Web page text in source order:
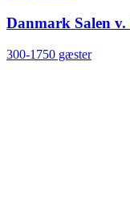
Danmark Salen v.
300-1750 gæster